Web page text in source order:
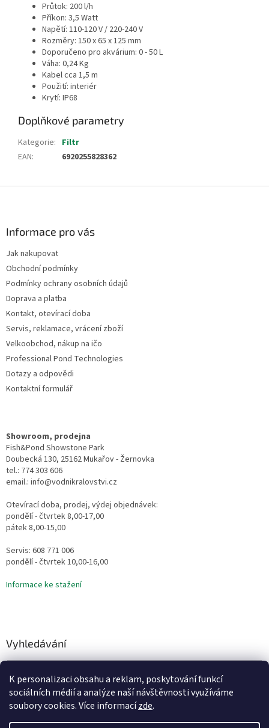
K personalizaci obsahu a reklam, poskytování funkcí
sociálních médií a analýze naší návštěvnosti využíváme
soubory cookies. Více informacízde.
Průtok: 200 l/h
Příkon: 3,5 Watt
Napětí: 110-120 V / 220-240 V
Rozměry: 150 x 65 x 125 mm
Doporučeno pro akvárium: 0 - 50 L
Váha: 0,24 Kg
Kabel cca 1,5 m
Použití: interiér
Krytí: IP68
Doplňkové parametry
Kategorie: Filtr
EAN: 6920255828362
Informace pro vás
Jak nakupovat
Obchodní podmínky
Podmínky ochrany osobních údajů
Doprava a platba
Kontakt, otevírací doba
Servis, reklamace, vrácení zboží
Velkoobchod, nákup na ičo
Professional Pond Technologies
Dotazy a odpovědi
Kontaktní formulář
Showroom, prodejna
Fish&Pond Showstone Park
Doubecká 130, 25162 Mukařov - Žernovka
tel.: 774 303 606
email.: info@vodnikralovstvi.cz
Otevírací doba, prodej, výdej objednávek:
pondělí - čtvrtek 8,00-17,00
pátek 8,00-15,00
Servis: 608 771 006
pondělí - čtvrtek 10,00-16,00
Informace ke stažení
Vyhledávání
HLEDAT